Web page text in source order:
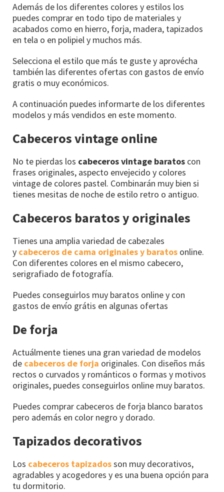
Además de los diferentes colores y estilos los
puedes comprar en todo tipo de materiales y
acabados como en hierro, forja, madera, tapizados
en tela o en polipiel y muchos más.
Selecciona el estilo que más te guste y aprovécha
también las diferentes ofertas con gastos de envío
gratis o muy económicos.
A continuación puedes informarte de los diferentes
modelos y más vendidos en este momento.
Cabeceros vintage online
No te pierdas los cabeceros vintage baratos con
frases originales, aspecto envejecido y colores
vintage de colores pastel. Combinarán muy bien si
tienes mesitas de noche de estilo retro o antiguo.
Cabeceros baratos y originales
Tienes una amplia variedad de cabezales
y cabeceros de cama originales y baratos online.
Con diferentes colores en el mismo cabecero,
serigrafiado de fotografía.
Puedes conseguirlos muy baratos online y con
gastos de envío grátis en algunas ofertas
De forja
Actuálmente tienes una gran variedad de modelos
de cabeceros de forja originales. Con diseños más
rectos o curvados y románticos o formas y motivos
originales, puedes conseguirlos online muy baratos.
Puedes comprar cabeceros de forja blanco baratos
pero además en color negro y dorado.
Tapizados decorativos
Los cabeceros tapizadosson muy decorativos,
agradables y acogedores y es una buena opción para
tu dormitorio.